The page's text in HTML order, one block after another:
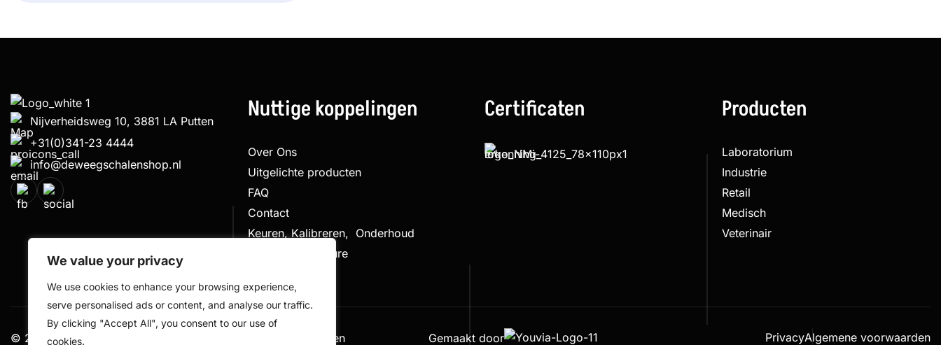
We value your privacy
We use cookies to enhance your browsing experience,
serve personalised ads or content, and analyse our traffic.
By clicking "Accept All", you consent to our use of
cookies.
Nijverheidsweg 10, 3881 LA Putten
+31(0)341-23 4444
info@deweegschalenshop.nl
Nuttige koppelingen
Over Ons
Uitgelichte producten
FAQ
Contact
Keuren, Kalibreren, Onderhoud
Klachtenprocedure
Certificaten Producten
Laboratorium
Industrie
Retail
Medisch
Veterinair
© 2026 De Weegschalen Shop.nl – alle rechten voorbehouden Gemaakt door PrivacyAlgemene voorwaarden